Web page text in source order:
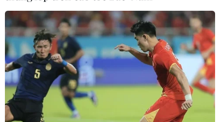
TIN LIÊN QUAN